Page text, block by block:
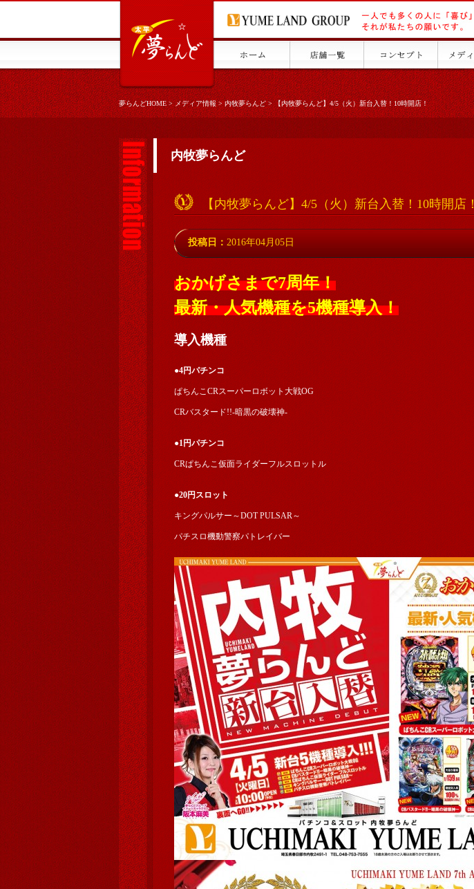
夢らんどHOME>メディア情報>内牧夢らんど>【内牧夢らんど】4/5（火）新台入替！10時開店！
内牧夢らんど
【内牧夢らんど】4/5（火）新台入替！10時開店！
投稿日： 2016年04月05日
おかげさまで7周年！
最新・人気機種を5機種導入！
導入機種
●4円パチンコ
ぱちんこCRスーパーロボット大戦OG
CRバスタード!!-暗黒の破壊神-
●1円パチンコ
CRぱちんこ仮面ライダーフルスロットル
●20円スロット
キングパルサー～DOT PULSAR～
パチスロ機動警察パトレイバー